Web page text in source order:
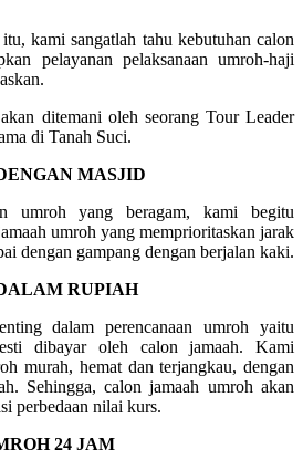
kami sangatlah tahu kebutuhan calon
pelayanan pelaksanaan umroh-haji
ditemani oleh seorang Tour Leader
di Tanah Suci.
MASJID
umroh yang beragam, kami begitu
umroh yang memprioritaskan jarak
dengan gampang dengan berjalan kaki.
RUPIAH
dalam perencanaan umroh yaitu
dibayar oleh calon jamaah. Kami
murah, hemat dan terjangkau, dengan
Sehingga, calon jamaah umroh akan
perbedaan nilai kurs.
24 JAM